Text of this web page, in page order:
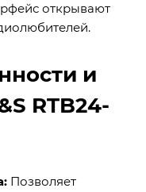
открывают
и
RTB24-
Позволяет